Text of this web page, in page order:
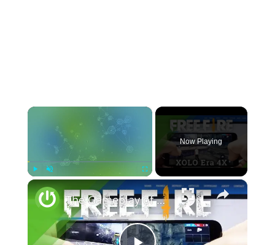
×
Fullscreen
Now Playing
×
The Gameplay of Garena Free Fire on XOLO Era 4X – Gaming Test